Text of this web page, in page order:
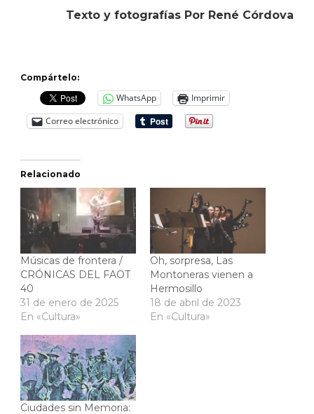
Texto y fotografías Por René Córdova
Compártelo:
WhatsApp
Imprimir
Correo electrónico
Relacionado
Músicas de frontera /
CRÓNICAS DEL FAOT
40
31 de enero de 2025
En «Cultura»
Oh, sorpresa, Las
Montoneras vienen a
Hermosillo
18 de abril de 2023
En «Cultura»
Ciudades sin Memoria: